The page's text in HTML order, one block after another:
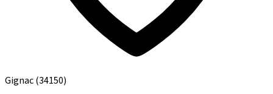
Gignac(34150)